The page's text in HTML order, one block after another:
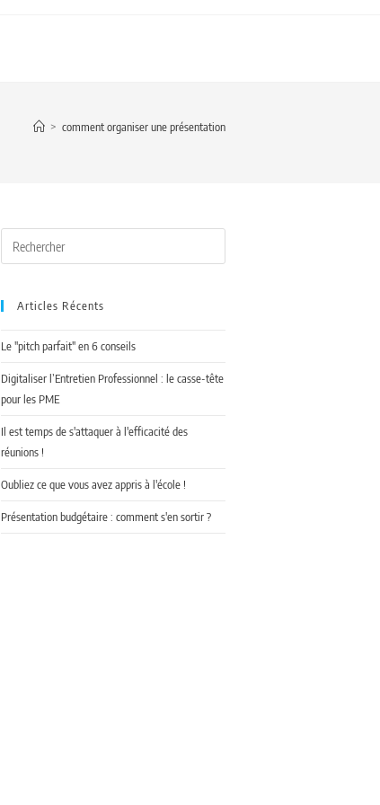
> comment organiser une présentation
Articles Récents
Le "pitch parfait" en 6 conseils
Digitaliser l’Entretien Professionnel : le casse-tête
pour les PME
Il est temps de s'attaquer à l'efficacité des
réunions !
Oubliez ce que vous avez appris à l'école !
Présentation budgétaire : comment s'en sortir ?